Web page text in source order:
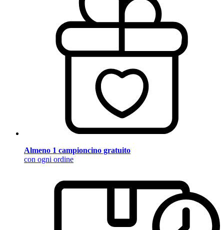
Almeno 1 campioncino gratuito
con ogni ordine